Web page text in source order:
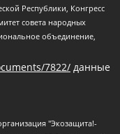
Республики, Конгресс
совета народных
объединение,
7822/ данные
защите прав призывников, альтернативнослужащих и военнослужащих "Правозащитная группа "Гражданин.Армия.Право", Хисамова Регина Фаритовна, Автономная некоммерческая организация по реализации социально-правовых программ "Лилит", Дальневосточное общественное движение "Маяк", Санкт-Петербургская ЛГБТ-инициативная группа "Выход", Инициативная группа ЛГБТ+ "Реверс", Алексеев Андрей Викторович, Бекбулатова Таисия Львовна, Беляев Иван Михайлович, Владыкина Елена Сергеевна, Гельман Марат Александрович, Никульшина Вероника Юрьевна, Толоконникова Надежда Андреевна, Шендерович Виктор Анатольевич, Общество с ограниченной ответственностью "Данное сообщение", Общество с ограниченной ответственностью Издательский дом "Новая глава", Айнбиндер Александра Александровна, Московский комьюнити-центр для ЛГБТ+инициатив, Благотворительный фонд развития филантропии, Deutsche Welle (Германия, Kurt-Schumacher-Strasse 3, 53113 Bonn), Борзунова Мария Михайловна, Воробьев Виктор Викторович, Голубева Анна Львовна, Константинова Алла Михайловна, Малкова Ирина Владимировна, Мурадов Мурад Абдулгалимович, Осетинская Елизавета Николаевна, Понасенков Евгений Николаевич, Ганапольский Матвей Юрьевич, Киселев Евгений Алексеевич, Борухович Ирина Григорьевна, Дремин Иван Тимофеевич, Дубровский Дмитрий Викторович, Красноярская региональная общественная организация поддержки и развития альтернативных образовательных технологий и межкультурных коммуникаций "ИНТЕРРА", Маяковская Екатерина Алексеевна, Фейгин Марк Захарович, Филимонов Андрей Викторович, Дзугкоева Регина Николаевна, Доброхотов Роман Александрович, Дудь Юрий Александрович, Елкин Сергей Владимирович, Кругликов Кирилл Игоревич, Сабунаева Мария Леонидовна, Семенов Алексей Владимирович, Шаинян Карен Багратович, Шульман Екатерина Михайловна, Асафьев Артур Валерьевич, Вахштайн Виктор Семенович, Венедиктов Алексей Алексеевич, Лушникова Екатерина Евгеньевна, Волков Леонид Михайлович, Невзоров Александр Глебович, Пархоменко Сергей Борисович, Сироткин Ярослав Николаевич, Кара-Мурза Владимир Владимирович, Баранова Наталья Владимировна, Гозман Леонид Яковлевич, Кагарлицкий Борис Юльевич, Климарев Михаил Валерьевич, Милов Владимир Станиславович, Автономная некоммерческая организация Краснодарский центр современного искусства "Типография", Моргенштерн Алишер Тагирович, Соболь Любовь Эдуардовна, Общество с ограниченной ответственностью "ЛИЗА НОРМ", Каспаров Гарри Кимович, Ходорковский Михаил Борисович, Общество с ограниченной ответственностью "Апрельские тезисы", Данилович Ирина Брониславовна, Кашин Олег Владимирович, Петров Николай Владимирович, Пивоваров Алексей Владимирович, Соколов Михаил Владимирович, Цветкова Юлия Владимировна, Чичваркин Евгений Александрович, Комитет против пыток/Команда против пыток, Общество с ограниченной ответственностью "Первый научный", Общество с ограниченной ответственностью "Вертолет и ко", Белоцерковская Вероника Борисовна, Кац Максим Евгеньевич, Лазарева Татьяна Юрьевна, Шаведдинов Руслан Табризович, Яшин Илья Валерьевич, Общество с ограниченной ответственностью "Иноагент ААВ", Алешковский Дмитрий Петрович, Альбац Евгения Марковна, Быков Дмитрий Львович, Галямина Юлия Евгеньевна, Лойко Сергей Леонидович, Мартынов Кирилл Константинович, Медведев Сергей Александрович, Крашенинников Федор Геннадиевич, Гордеева Катерина Вл